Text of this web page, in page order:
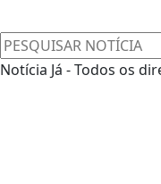
Notícia Já - Todos os